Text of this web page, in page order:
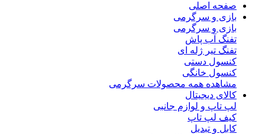
صفحه اصلی
بازی و سرگرمی
بازی و سرگرمی
تفنگ آب پاش
تفنگ تیر ژله ای
کنسول دستی
کنسول خانگی
مشاهده همه محصولات سرگرمی
کالای دیجیتال
لپ تاپ و لوازم جانبی
کیف لپ تاپ
کابل و تبدیل